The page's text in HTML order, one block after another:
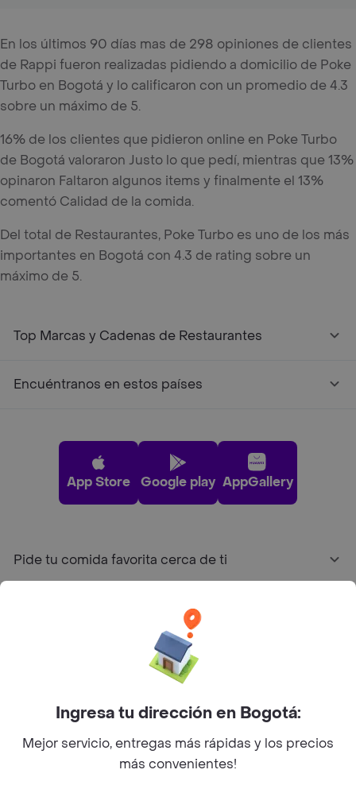
En los últimos 90 días mas de 298 opiniones de clientes
de Rappi fueron realizadas pidiendo a domicilio de Poke
Turbo en Bogotá y lo calificaron con un promedio de 4.3
sobre un máximo de 5.
16% de los clientes que pidieron online en Poke Turbo
de Bogotá valoraron Justo lo que pedí, mientras que 13%
opinaron Faltaron algunos items y finalmente el 13%
comentó Calidad de la comida.
Del total de Restaurantes, Poke Turbo es uno de los más
importantes en Bogotá con 4.3 de rating sobre un
máximo de 5.
Top Marcas y Cadenas de Restaurantes
Encuéntranos en estos países
App Store Google play AppGallery
Pide tu comida favorita cerca de ti
Sobre Rappi
Facebook
TwitterInstagram
Ingresa tu dirección en Bogotá:
Mejor servicio, entregas más rápidas y los precios
más convenientes!